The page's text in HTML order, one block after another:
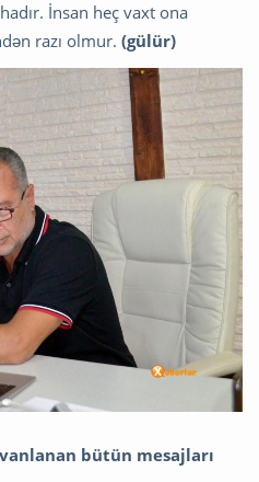
İnsan heç vaxt ona
razı olmur. (gülür)
bütün mesajları